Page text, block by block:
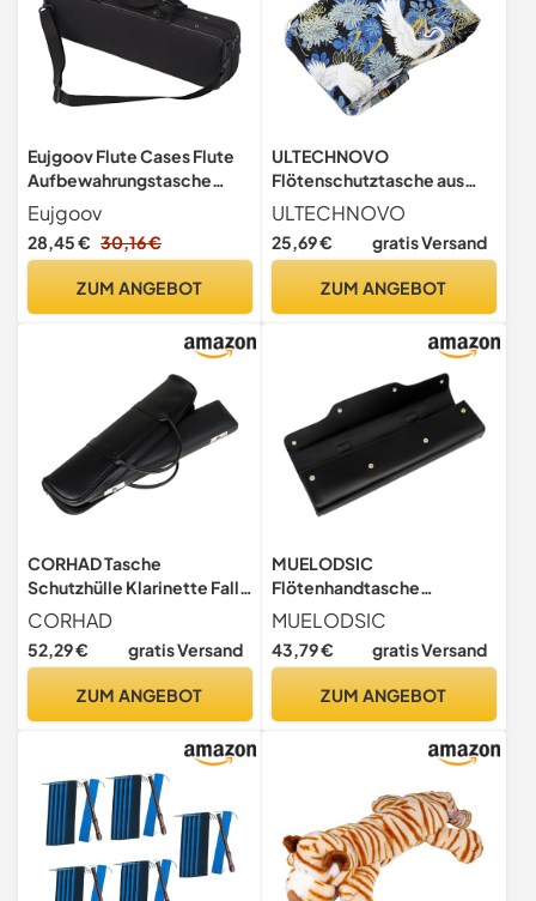
Eujgoov Flute Cases Flute
Aufbewahrungstasche
Oxford Tuch Tragetasche
Verstellbarer Schultergurt
Tasche für 16 Löcher Flöte
Eujgoov
28,45 € 30,16 €
ZUM ANGEBOT
ULTECHNOVO
Flötenschutztasche aus
Baumwollstoff mit
Einfachem Design
Verstellbar und Tragbar zum
Outdoor Anlässen
ULTECHNOVO
25,69 € gratis Versand
ZUM ANGEBOT
CORHAD Tasche
Schutzhülle Klarinette Fall
Flöte Zubehör Für Sichere
Lagerung Und Einfaches
Tragen
CORHAD
52,29 € gratis Versand
ZUM ANGEBOT
MUELODSIC
Flötenhandtasche
Kompakt Tragbare mit
Verdickter aus Kunstleder
Löcher Innentasche Leicht
Auftritte und Querflöten
MUELODSIC
43,79 € gratis Versand
ZUM ANGEBOT